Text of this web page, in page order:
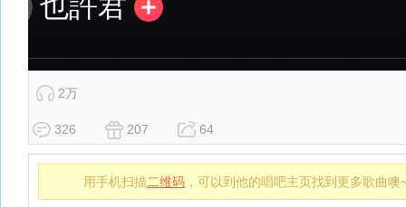
2万
326 207 64
用手机扫描二维码 ，可以到他的唱吧主页找到更多歌曲噢